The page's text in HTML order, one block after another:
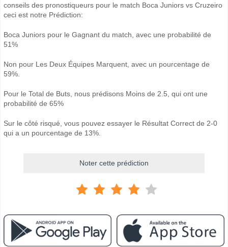
conseils des pronostiqueurs pour le match Boca Juniors vs Cruzeiro
ceci est notre Prédiction:
Boca Juniors pour le Gagnant du match, avec une probabilité de
51%
Non pour Les Deux Équipes Marquent, avec un pourcentage de
59%.
Pour le Total de Buts, nous prédisons Moins de 2.5, qui ont une
probabilité de 65%
Sur le côté risqué, vous pouvez essayer le Résultat Correct de 2-0
qui a un pourcentage de 13%.
Noter cette prédiction